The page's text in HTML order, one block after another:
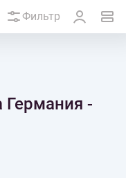
Фильтр
Германия -